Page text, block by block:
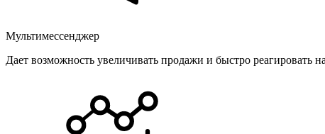
Мультимессенджер
Дает возможность увеличивать продажи и быстро реагировать